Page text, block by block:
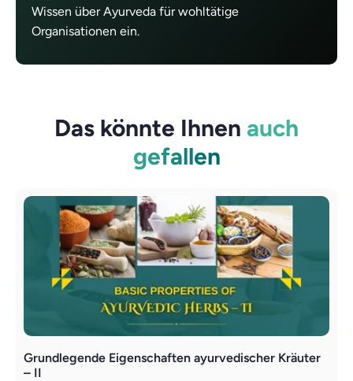
Wissen über Ayurveda für wohltätige
Organisationen ein.
Das könnte Ihnen auch
gefallen
Grundlegende Eigenschaften ayurvedischer Kräuter
– II